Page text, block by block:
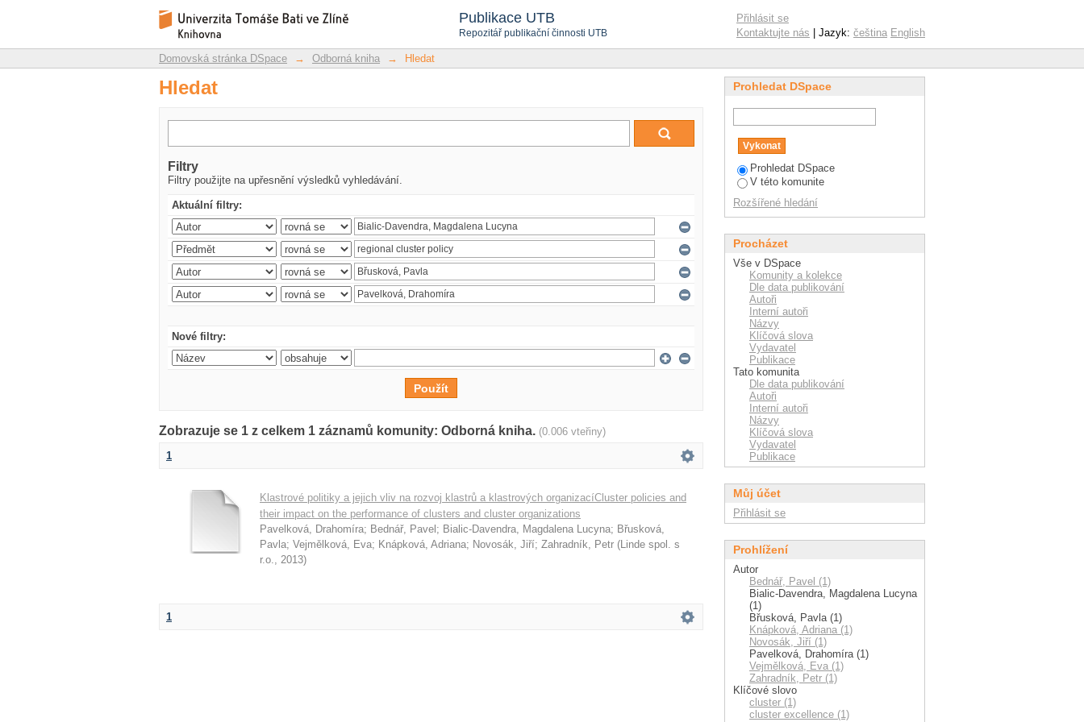
Publikace UTB
Repozitář publikační činnosti UTB
Hledat
Repozitář DSpace/Manakin
Přihlásit se
Kontaktujte nás | Jazyk: čeština English
Domovská stránka DSpace → Odborná kniha → Hledat
Hledat
Filtry
Filtry použijte na upřesnění výsledků vyhledávání.
Aktuální filtry:
Nové filtry:
Zobrazuje se 1 z celkem 1 záznamů komunity: Odborná kniha. (0.006 vteřiny)
1
Klastrové politiky a jejich vliv na rozvoj klastrů a klastrových organizacíCluster policies and
their impact on the performance of clusters and cluster organizations
Pavelková, Drahomíra; Bednář, Pavel ; Bialic-Davendra, Magdalena Lucyna; Břusková,
Pavla; Vejmělková, Eva; Knápková, Adriana; Novosák, Jiří; Zahradník, Petr (Linde spol. s
r.o., 2013)
1
Prohledat DSpace
Prohledat DSpace
V této komunite
Rozšířené hledání
Procházet
Vše v DSpace
Komunity a kolekce
Dle data publikování
Autoři
Interní autoři
Názvy
Klíčová slova
Vydavatel
Publikace
Tato komunita
Dle data publikování
Autoři
Interní autoři
Názvy
Klíčová slova
Vydavatel
Publikace
Můj účet
Přihlásit se
Prohlížení
Autor
Bednář, Pavel (1)
Bialic-Davendra, Magdalena Lucyna
(1)
Břusková, Pavla (1)
Knápková, Adriana (1)
Novosák, Jiří (1)
Pavelková, Drahomíra (1)
Vejmělková, Eva (1)
Zahradník, Petr (1)
Klíčové slovo
cluster (1)
cluster excellence (1)